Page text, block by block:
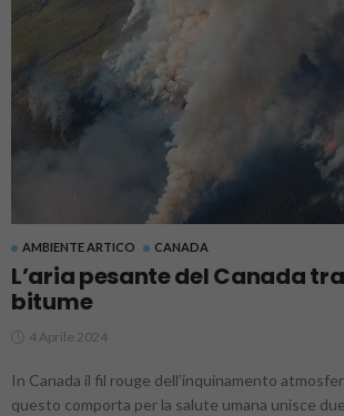
AMBIENTE ARTICO CANADA
L’aria pesante del Canada
bitume
4 Aprile 2024
In Canada il fil rouge dell’inquinamento
questo comporta per la salute umana unisce